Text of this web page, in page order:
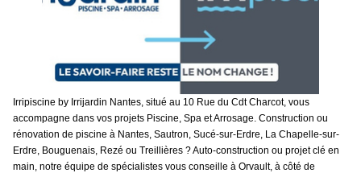
Irripiscine by Irrijardin Nantes, situé au 10 Rue du Cdt Charcot, vous
accompagne dans vos projets Piscine, Spa et Arrosage. Construction ou
rénovation de piscine à Nantes, Sautron, Sucé-sur-Erdre, La Chapelle-sur-
Erdre, Bouguenais, Rezé ou Treillières ? Auto-construction ou projet clé en
main, notre équipe de spécialistes vous conseille à Orvault, à côté de